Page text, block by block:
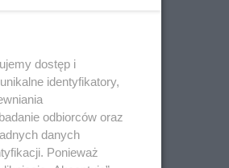
dostęp i
identyfikatory,
odbiorców oraz
danych
Ponieważ